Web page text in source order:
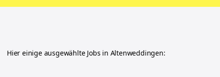
Hier einige ausgewählte Jobs in Altenweddingen: